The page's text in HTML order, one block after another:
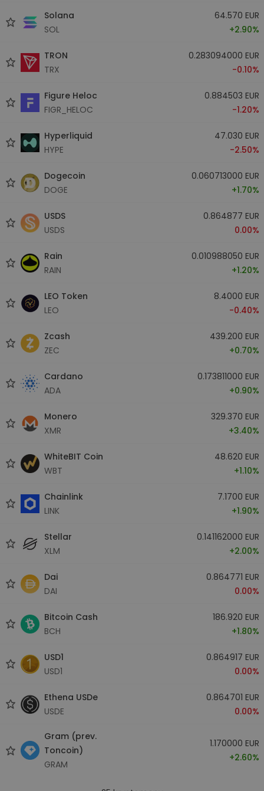
Solana
SOL
64.570 EUR
+2.90%
TRON
TRX
0.283094000 EUR
-0.10%
Figure Heloc
FIGR_HELOC
0.884503 EUR
-1.20%
Hyperliquid
HYPE
47.030 EUR
-2.50%
Dogecoin
DOGE
0.060713000 EUR
+1.70%
USDS
USDS
0.864877 EUR
0.00%
Rain
RAIN
0.010988050 EUR
+1.20%
LEO Token
LEO
8.4000 EUR
-0.40%
Zcash
ZEC
439.200 EUR
+0.70%
Cardano
ADA
0.173811000 EUR
+0.90%
Monero
XMR
329.370 EUR
+3.40%
WhiteBIT Coin
WBT
48.620 EUR
+1.10%
Chainlink
LINK
7.1700 EUR
+1.90%
Stellar
XLM
0.141162000 EUR
+2.00%
Dai
DAI
0.864771 EUR
0.00%
Bitcoin Cash
BCH
186.920 EUR
+1.80%
USD1
USD1
0.864917 EUR
0.00%
Ethena USDe
USDE
0.864701 EUR
0.00%
Gram (prev.
Toncoin)
GRAM
1.170000 EUR
+2.60%